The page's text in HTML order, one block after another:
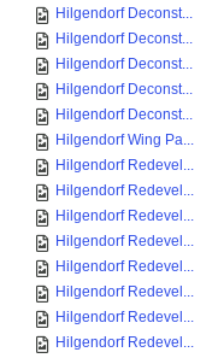
Hilgendorf Deconst...
Hilgendorf Deconst...
Hilgendorf Deconst...
Hilgendorf Deconst...
Hilgendorf Deconst...
Hilgendorf Wing Pa...
Hilgendorf Redevel...
Hilgendorf Redevel...
Hilgendorf Redevel...
Hilgendorf Redevel...
Hilgendorf Redevel...
Hilgendorf Redevel...
Hilgendorf Redevel...
Hilgendorf Redevel...